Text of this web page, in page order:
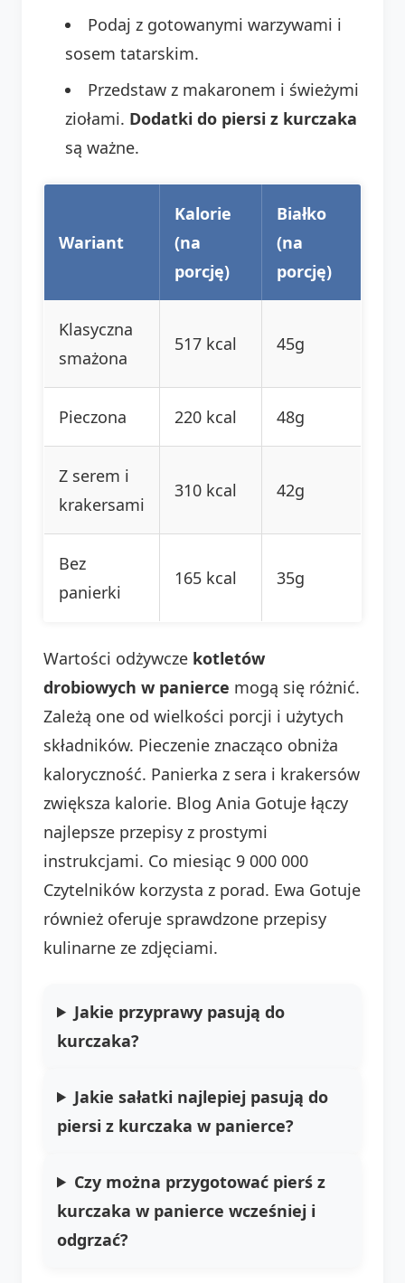
Podaj z gotowanymi warzywami i
sosem tatarskim.
Przedstaw z makaronem i świeżymi
ziołami. Dodatki do piersi z kurczaka
są ważne.
Wariant
Kalorie
(na
porcję)
Białko
(na
porcję)
Klasyczna
smażona
517 kcal 45g
Pieczona 220 kcal 48g
Z serem i
krakersami
310 kcal 42g
Bez
panierki
165 kcal 35g
Wartości odżywcze kotletów
drobiowych w panierce mogą się różnić.
Zależą one od wielkości porcji i użytych
składników. Pieczenie znacząco obniża
kaloryczność. Panierka z sera i krakersów
zwiększa kalorie. Blog Ania Gotuje łączy
najlepsze przepisy z prostymi
instrukcjami. Co miesiąc 9 000 000
Czytelników korzysta z porad. Ewa Gotuje
również oferuje sprawdzone przepisy
kulinarne ze zdjęciami.
Jakie przyprawy pasują do
kurczaka?
Jakie sałatki najlepiej pasują do
piersi z kurczaka w panierce?
Czy można przygotować pierś z
kurczaka w panierce wcześniej i
odgrzać?